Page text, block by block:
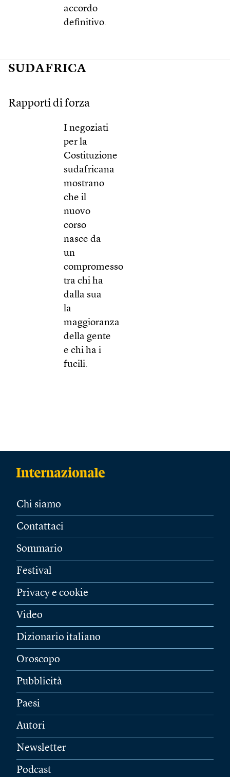
accordo
definitivo.
SUDAFRICA
Rapporti di forza
I negoziati
per la
Costituzione
sudafricana
mostrano
che il
nuovo
corso
nasce da
un
compromesso
tra chi ha
dalla sua
la
maggioranza
della gente
e chi ha i
fucili.
Chi siamo
Contattaci
Sommario
Festival
Privacy e cookie
Video
Dizionario italiano
Oroscopo
Pubblicità
Paesi
Autori
Newsletter
Podcast